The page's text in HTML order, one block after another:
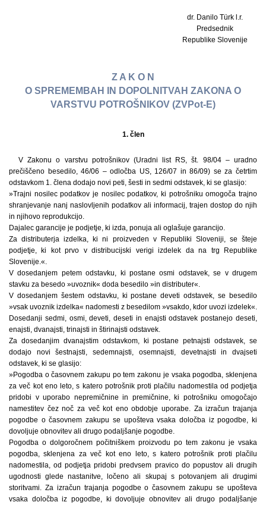
dr. Danilo Türk l.r.
Predsednik
Republike Slovenije
Z A K O N
O SPREMEMBAH IN DOPOLNITVAH ZAKONA O
VARSTVU POTROŠNIKOV (ZVPot-E)
1. člen
V Zakonu o varstvu potrošnikov (Uradni list RS, št. 98/04 – uradno
prečiščeno besedilo, 46/06 – odločba US, 126/07 in 86/09) se za četrtim
odstavkom 1. člena dodajo novi peti, šesti in sedmi odstavek, ki se glasijo:
»Trajni nosilec podatkov je nosilec podatkov, ki potrošniku omogoča trajno
shranjevanje nanj naslovljenih podatkov ali informacij, trajen dostop do njih
in njihovo reprodukcijo.
Dajalec garancije je podjetje, ki izda, ponuja ali oglašuje garancijo.
Za distributerja izdelka, ki ni proizveden v Republiki Sloveniji, se šteje
podjetje, ki kot prvo v distribucijski verigi izdelek da na trg Republike
Slovenije.«.
V dosedanjem petem odstavku, ki postane osmi odstavek, se v drugem
stavku za besedo »uvoznik« doda besedilo »in distributer«.
V dosedanjem šestem odstavku, ki postane deveti odstavek, se besedilo
»vsak uvoznik izdelka« nadomesti z besedilom »vsakdo, kdor uvozi izdelek«.
Dosedanji sedmi, osmi, deveti, deseti in enajsti odstavek postanejo deseti,
enajsti, dvanajsti, trinajsti in štirinajsti odstavek.
Za dosedanjim dvanajstim odstavkom, ki postane petnajsti odstavek, se
dodajo novi šestnajsti, sedemnajsti, osemnajsti, devetnajsti in dvajseti
odstavek, ki se glasijo:
»Pogodba o časovnem zakupu po tem zakonu je vsaka pogodba, sklenjena
za več kot eno leto, s katero potrošnik proti plačilu nadomestila od podjetja
pridobi v uporabo nepremičnine in premičnine, ki potrošniku omogočajo
namestitev čez noč za več kot eno obdobje uporabe. Za izračun trajanja
pogodbe o časovnem zakupu se upošteva vsaka določba iz pogodbe, ki
dovoljuje obnovitev ali drugo podaljšanje pogodbe.
Pogodba o dolgoročnem počitniškem proizvodu po tem zakonu je vsaka
pogodba, sklenjena za več kot eno leto, s katero potrošnik proti plačilu
nadomestila, od podjetja pridobi predvsem pravico do popustov ali drugih
ugodnosti glede nastanitve, ločeno ali skupaj s potovanjem ali drugimi
storitvami. Za izračun trajanja pogodbe o časovnem zakupu se upošteva
vsaka določba iz pogodbe, ki dovoljuje obnovitev ali drugo podaljšanje